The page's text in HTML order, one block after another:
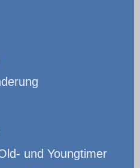
und Youngtimer